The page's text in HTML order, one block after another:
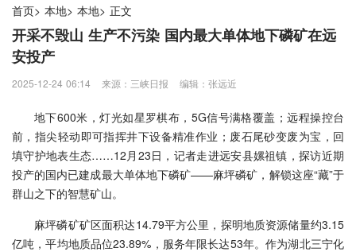
首页> 本地> 本地> 正文
开采不毁山 生产不污染 国内最大单体地下磷矿在远
安投产
2025-12-24 06:14 来源：三峡日报 编辑：张远近
地下600米，灯光如星罗棋布，5G信号满格覆盖；远程操控台
前，指尖轻动即可指挥井下设备精准作业；废石尾砂变废为宝，回
填守护地表生态……12月23日，记者走进远安县嫘祖镇，探访近期
投产的国内已建成最大单体地下磷矿——麻坪磷矿，解锁这座“藏”于
群山之下的智慧矿山。
麻坪磷矿矿区面积达14.79平方公里，探明地质资源储量约3.15
亿吨，平均地质品位23.89%，服务年限长达53年。作为湖北三宁化